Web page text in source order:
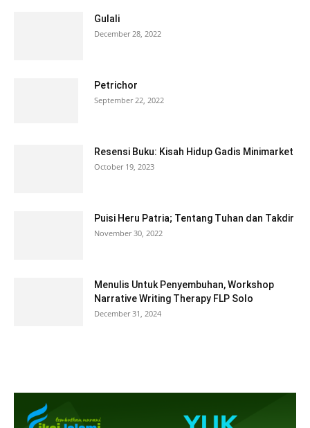
Gulali
December 28, 2022
Petrichor
September 22, 2022
Resensi Buku: Kisah Hidup Gadis Minimarket
October 19, 2023
Puisi Heru Patria; Tentang Tuhan dan Takdir
November 30, 2022
Menulis Untuk Penyembuhan, Workshop
Narrative Writing Therapy FLP Solo
December 31, 2024